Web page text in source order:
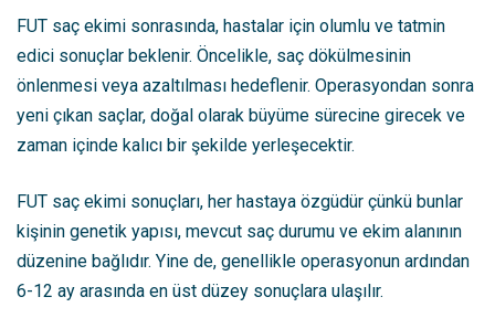
FUT saç ekimi sonrasında, hastalar için olumlu ve tatmin
edici sonuçlar beklenir. Öncelikle, saç dökülmesinin
önlenmesi veya azaltılması hedeflenir. Operasyondan sonra
yeni çıkan saçlar, doğal olarak büyüme sürecine girecek ve
zaman içinde kalıcı bir şekilde yerleşecektir.
FUT saç ekimi sonuçları, her hastaya özgüdür çünkü bunlar
kişinin genetik yapısı, mevcut saç durumu ve ekim alanının
düzenine bağlıdır. Yine de, genellikle operasyonun ardından
6-12 ay arasında en üst düzey sonuçlara ulaşılır.